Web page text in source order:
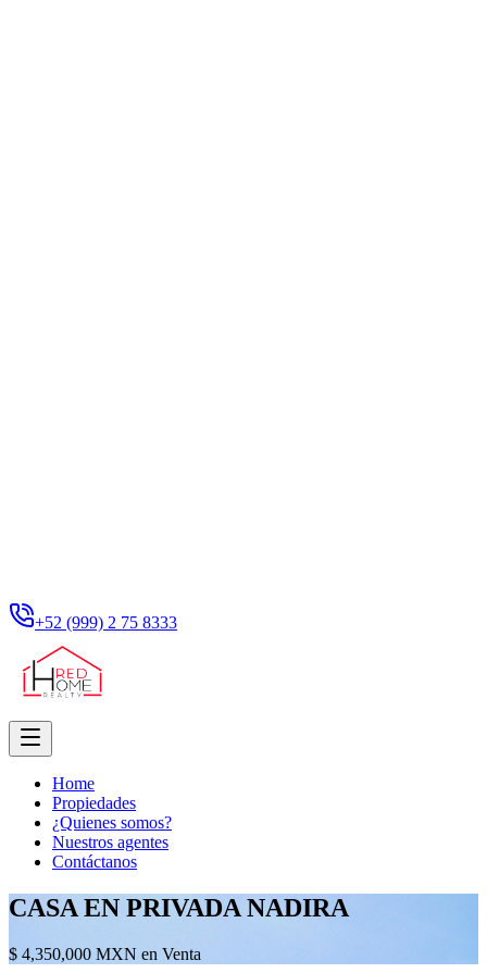
+52 (999) 2 75 8333
Home
Propiedades
¿Quienes somos?
Nuestros agentes
Contáctanos
CASA EN PRIVADA NADIRA
$ 4,350,000 MXN en Venta